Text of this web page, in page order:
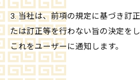
3. 当社は、前項の規定に基づき訂
たは訂正等を行わない旨の決定を
これをユーザーに通知します。